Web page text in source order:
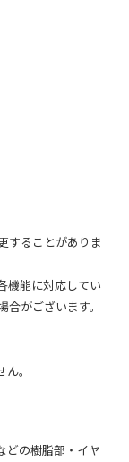
することがありま
機能に対応してい
がございます。
。
どの樹脂部・イヤ